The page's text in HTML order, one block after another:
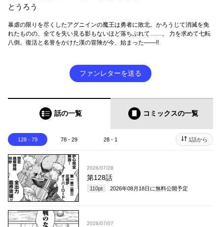
とうろう
暴虐の限りを尽くしたアグニインの魔王は勇者に敗北。かろうじて消滅を免
れたものの、全てを失い見る影もないほど落ちぶれて……。 力を求めて七転
八倒。復活と名誉をかけた漢の冒険が今、始まった――!!
ファンレターを送る
話の一覧 コミックスの一覧
128 - 79 78 - 29 28 - 1 1話から
2026/07/28
第128話
110pt 2026年08月18日 に無料公開予定
2026/07/07